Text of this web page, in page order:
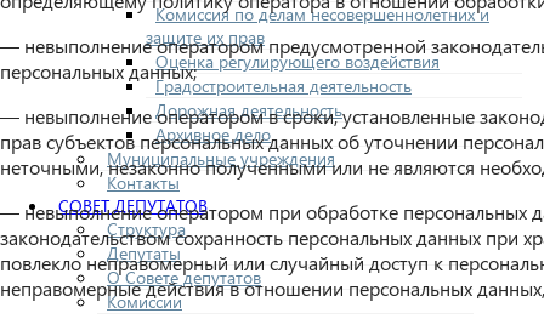
Комиссия по делам несовершеннолетних и
защите их прав
Оценка регулирующего воздействия
Градостроительная деятельность
Дорожная деятельность
Архивное дело
Муниципальные учреждения
Контакты
СОВЕТ ДЕПУТАТОВ
Структура
Депутаты
О Совете депутатов
Комиссии
— невыполнение оператором предусмотренной
персональных данных;
— невыполнение оператором в сроки, установленные
прав субъектов персональных данных об уточнении
неточными, незаконно полученными или не являются
— невыполнение оператором при обработке персональных
законодательством сохранность персональных данных
повлекло неправомерный или случайный доступ к
неправомерные действия в отношении персональных